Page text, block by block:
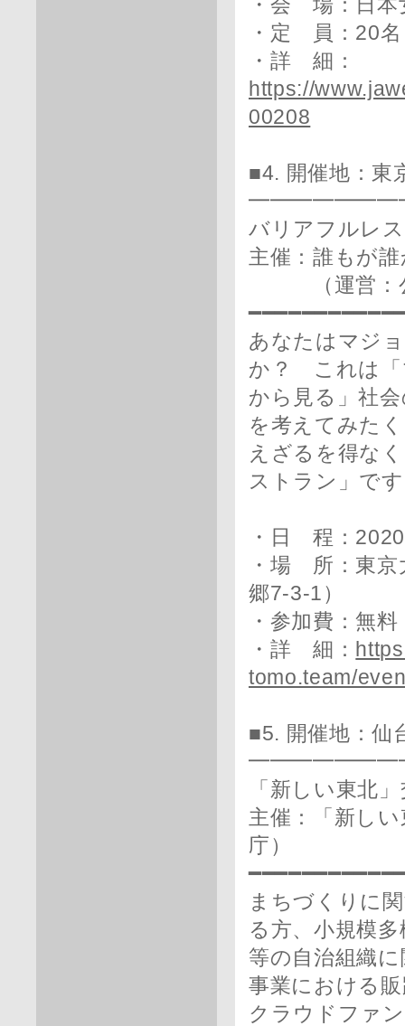
・会 場：日本
・定 員：20名
・詳 細：
https://
00208
■4. 開催地：東
バリアフルレ
主催：誰もが
（運営：公
あなたはマジ
か？ これは「
から見る」社
を考えてみた
えざるを得な
ストラン」で
・日 程：
・場 所：東京
郷7-3-1）
・参加費：無
・詳 細：
tomo.team/
■5. 開催地：仙
「新しい東北
主催：「新し
庁）
まちづくりに
る方、小規模
等の自治組織
事業における
クラウドファ